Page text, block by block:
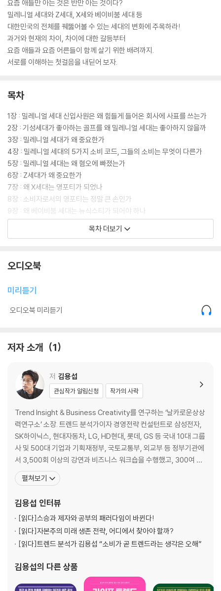
요즘 애들만 아는 것은 반만 아는 것이다?
밀레니얼 세대와 Z세대, X세와 베이비붐 세대 등
대한민국의 전체를 꿰뚫어볼 수 있는 세대의 변화에 주목하라!
과거와 현재의 차이, 차이에 대한 갈등부터
요즘 애들과 요즘 어른들이 함께 살기 위한 배려까지.
서로를 이해하는 첫걸음을 내딛어 보자.
목차
1장 : 밀레니얼 세대 신입사원은 왜 힘들게 들어온 회사에 사표를 쓰는가
2장 : 기성세대가 좋아하는 골프를 왜 밀레니얼 세대는 좋아하지 않을까
3장 : 밀레니얼 세대가 왜 중요한가
4장 : 밀레니얼 세대의 5가지 소비 코드, 그들의 소비는 무엇이 다른가
5장 : 밀레니얼 세대는 왜 혐오에 빠졌는가
6장 : Z세대가 왜 중요한가
7장 : 왜 X세대는 영포티가 되었나
8장 : 소비자로서의 영포티는 정말 큰 손인가
9장 : 왜 베이비붐 세대는 뉴식스티가 되어야 하나
10장 : 왜 태극기부대에 노인들이 많을까
11장 : 나이가 들면 무조건 꼰대가 되는 걸까
목차 더보기
오디오북
미리듣기
오디오북 미리듣기
저자 소개 1
저 김용섭
관심작가 알림신청 작가의 사락
Trend Insight & Business Creativity를 연구하는 ‘날카로운상상
력연구소’ 소장. 트렌드 분석가이자 경영전략 컨설턴트로 삼성전자,
SK하이닉스, 현대자동차, LG, HD현대, 롯데, GS 등 국내 10대 그룹
사 및 500대 기업과 기획재정부, 국토교통부, 외교부 등 정부기관에
서 3,500회 이상의 강연과 비즈니스 워크숍을 수행했고, 300여 건
의 컨설팅 프로젝트를 수행했다. 〈한국경제신문〉, 〈한겨레신문〉, 〈머
니투데이〉 등에서 칼럼니스트로 활동했고, 휴넷CEO, SERICEO 등
를 제공했다.
펼쳐보기
김용섭 인터뷰
[읽다]스승과 제자와 공부의 패러다임이 바뀐다!
[읽다]자본주의 미래 생존 전략, 어디에서 찾아야 할까?
[읽다]트렌드 분석가 김용섭 “소비가 곧 트렌드라는 생각은 오해”
김용섭의 다른 상품